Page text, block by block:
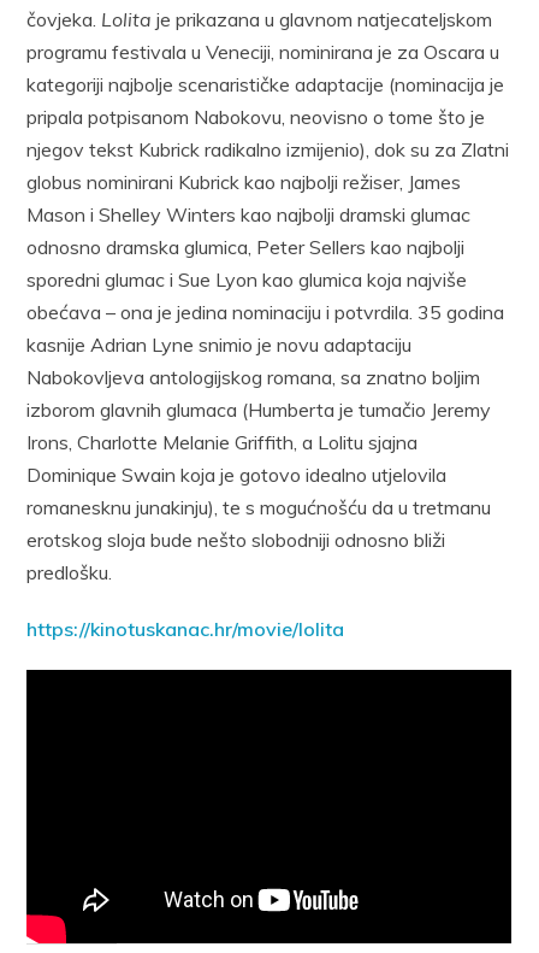
čovjeka. Lolita je prikazana u glavnom natjecateljskom
programu festivala u Veneciji, nominirana je za Oscara u
kategoriji najbolje scenarističke adaptacije (nominacija je
pripala potpisanom Nabokovu, neovisno o tome što je
njegov tekst Kubrick radikalno izmijenio), dok su za Zlatni
globus nominirani Kubrick kao najbolji režiser, James
Mason i Shelley Winters kao najbolji dramski glumac
odnosno dramska glumica, Peter Sellers kao najbolji
sporedni glumac i Sue Lyon kao glumica koja najviše
obećava – ona je jedina nominaciju i potvrdila. 35 godina
kasnije Adrian Lyne snimio je novu adaptaciju
Nabokovljeva antologijskog romana, sa znatno boljim
izborom glavnih glumaca (Humberta je tumačio Jeremy
Irons, Charlotte Melanie Griffith, a Lolitu sjajna
Dominique Swain koja je gotovo idealno utjelovila
romanesknu junakinju), te s mogućnošću da u tretmanu
erotskog sloja bude nešto slobodniji odnosno bliži
predlošku.
https://kinotuskanac.hr/movie/lolita